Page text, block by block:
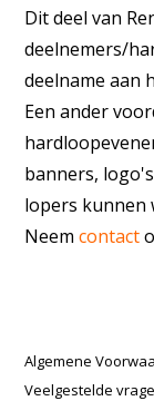
Dit deel van
deelnemers/
deelname aan
Een ander
banners,
lopers kunnen
Neemcontact
Algemene
Veelgestelde